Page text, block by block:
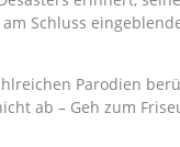
Schluss
Parodien
ab – Geh zum